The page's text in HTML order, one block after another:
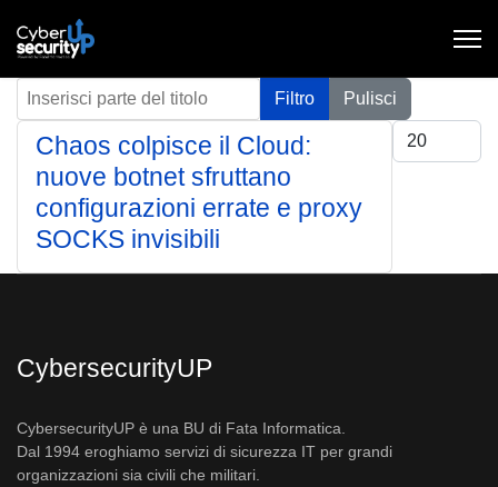
Inserisci parte del titolo Filtro
Pulisci
Visualizza #
Chaos colpisce il Cloud:
nuove botnet sfruttano
configurazioni errate e proxy
SOCKS invisibili
CybersecurityUP
CybersecurityUP è una BU di Fata Informatica.
Dal 1994 eroghiamo servizi di sicurezza IT per grandi
organizzazioni sia civili che militari.